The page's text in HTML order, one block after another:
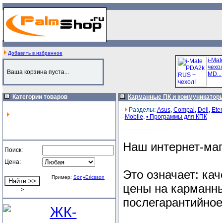
Добавить в избранное
Ваша корзина пуста...
Категории товаров
Поиск:
Цена:
>
Пример: SonyEricsson
i-
MD...
Карманные ПК и
Разделы: Asus, Compal , Dell ,
Mobile, • Программы для КПК
Наш интернет-
Это означает:
цены на